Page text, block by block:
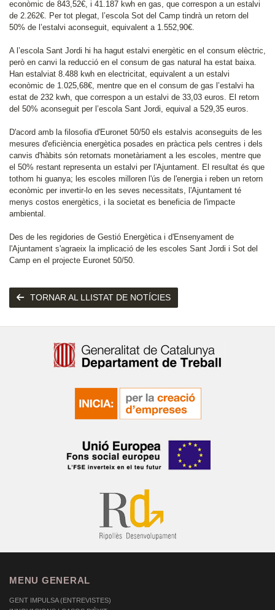
econòmic de 843,52€, i 41.187 kwh en gas, que correspon a un estalvi
de 2.262€. Per tot plegat, l’escola Sot del Camp tindrà un retorn del
50% de l’estalvi aconseguit, equivalent a 1.552,90€.
A l’escola Sant Jordi hi ha hagut estalvi energètic en el consum elèctric,
però en canvi la reducció en el consum de gas natural ha estat baixa.
Han estalviat 8.488 kwh en electricitat, equivalent a un estalvi
econòmic de 1.025,68€, mentre que en el consum de gas l’estalvi ha
estat de 232 kwh, que correspon a un estalvi de 33,03 euros. El retorn
del 50% aconseguit per l’escola Sant Jordi, equival a 529,35 euros.
D'acord amb la filosofia d'Euronet 50/50 els estalvis aconseguits de les
mesures d'eficiència energètica posades en pràctica pels centres i dels
canvis d'hàbits són retornats monetàriament a les escoles, mentre que
el 50% restant representa un estalvi per l'Ajuntament. El resultat és que
tothom hi guanya; les escoles milloren l'ús de l'energia i reben un retorn
econòmic per invertir-lo en les seves necessitats, l'Ajuntament té
menys costos energètics, i la societat es beneficia de l'impacte
ambiental.
Des de les regidories de Gestió Energètica i d'Ensenyament de
l'Ajuntament s'agraeix la implicació de les escoles Sant Jordi i Sot del
Camp en el projecte Euronet 50/50.
TORNAR AL LLISTAT DE NOTÍCIES
MENU GENERAL
GENT IMPULSA (ENTREVISTES)